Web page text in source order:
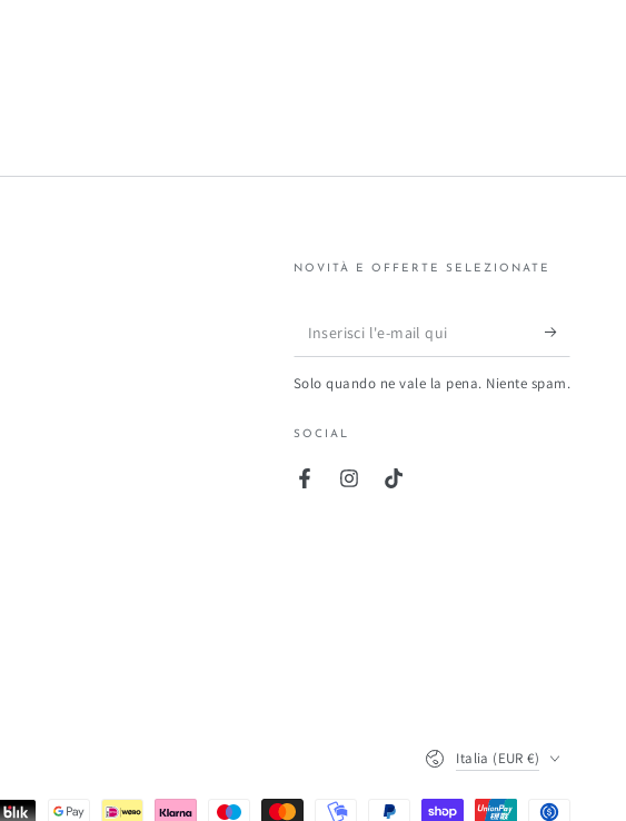
NOVITÀ E OFFERTE SELEZIONATE
Inserisci
l'e-
mail
qui
Solo quando ne vale la pena. Niente spam.
SOCIAL
FacebookInstagramTikTok
geografica
Italia (EUR €)